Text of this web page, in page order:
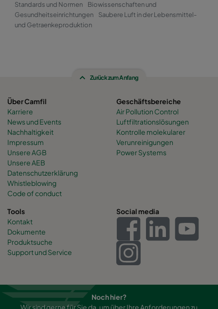
Standards und Normen
Biowissenschaften und
Gesundheitseinrichtungen
Saubere Luft in der Lebensmittel-
und Getraenkeproduktion
Zurück zum Anfang
Über Camfil
Karriere
News und Events
Nachhaltigkeit
Impressum
Unsere AGB
Unsere AEB
Datenschutzerklärung
Whistleblowing
Code of conduct
Geschäftsbereiche
Air Pollution Control
Luftfiltrationslösungen
Kontrolle molekularer
Verunreinigungen
Power Systems
Tools
Kontakt
Dokumente
Produktsuche
Support und Service
Social media
Noch hier?